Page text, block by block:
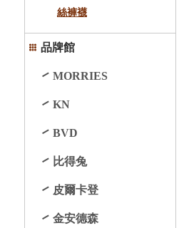
絲褲襪
品牌館
MORRIES
KN
BVD
比得兔
皮爾卡登
金安德森